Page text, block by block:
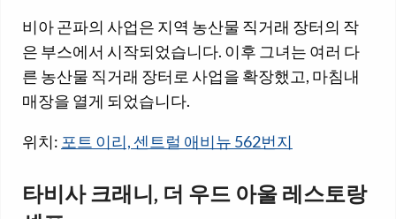
비아 곤파의 사업은 지역 농산물 직거래 장터의 작
은 부스에서 시작되었습니다. 이후 그녀는 여러 다
른 농산물 직거래 장터로 사업을 확장했고, 마침내
매장을 열게 되었습니다.
위치: 포트 이리, 센트럴 애비뉴 562번지
타비사 크래니, 더 우드 아울 레스토랑